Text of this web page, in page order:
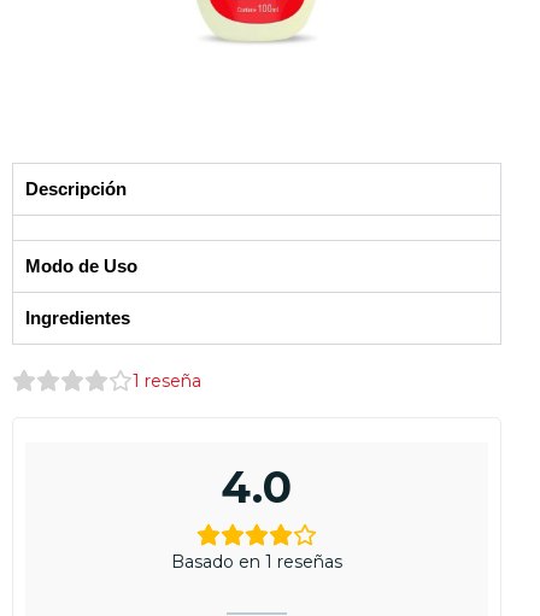
Descripción
Modo de Uso
Ingredientes
1 reseña
4.0
Basado en 1 reseñas